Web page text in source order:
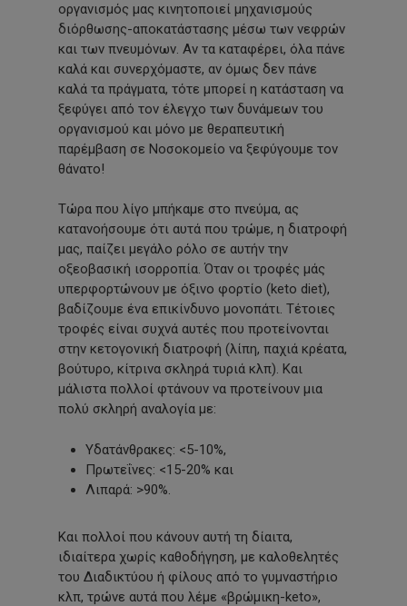
οργανισμός μας κινητοποιεί μηχανισμούς
διόρθωσης-αποκατάστασης μέσω των νεφρών
και των πνευμόνων. Αν τα καταφέρει, όλα πάνε
καλά και συνερχόμαστε, αν όμως δεν πάνε
καλά τα πράγματα, τότε μπορεί η κατάσταση να
ξεφύγει από τον έλεγχο των δυνάμεων του
οργανισμού και μόνο με θεραπευτική
παρέμβαση σε Νοσοκομείο να ξεφύγουμε τον
θάνατο!
Τώρα που λίγο μπήκαμε στο πνεύμα, ας
κατανοήσουμε ότι αυτά που τρώμε, η διατροφή
μας, παίζει μεγάλο ρόλο σε αυτήν την
οξεοβασική ισορροπία. Όταν οι τροφές μάς
υπερφορτώνουν με όξινο φορτίο (keto diet),
βαδίζουμε ένα επικίνδυνο μονοπάτι. Τέτοιες
τροφές είναι συχνά αυτές που προτείνονται
στην κετογονική διατροφή (λίπη, παχιά κρέατα,
βούτυρο, κίτρινα σκληρά τυριά κλπ). Και
μάλιστα πολλοί φτάνουν να προτείνουν μια
πολύ σκληρή αναλογία με:
Υδατάνθρακες: <5-10%,
Πρωτεΐνες: <15-20% και
Λιπαρά: >90%.
Και πολλοί που κάνουν αυτή τη δίαιτα,
ιδιαίτερα χωρίς καθοδήγηση, με καλοθελητές
του Διαδικτύου ή φίλους από το γυμναστήριο
κλπ, τρώνε αυτά που λέμε «βρώμικη-keto»,